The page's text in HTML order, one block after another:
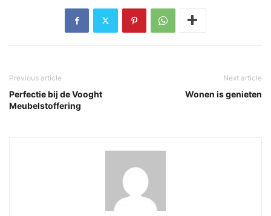
Previous article
Perfectie bij de Vooght
Meubelstoffering
Next article
Wonen is genieten